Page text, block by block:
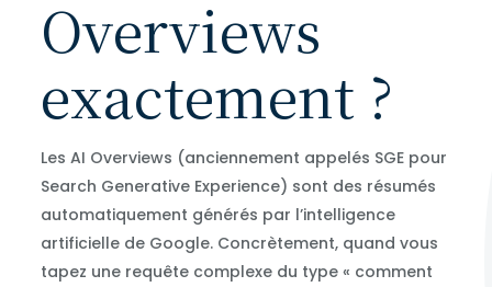
Overviews
exactement ?
Les AI Overviews (anciennement appelés SGE pour
Search Generative Experience) sont des résumés
automatiquement générés par l’intelligence
artificielle de Google. Concrètement, quand vous
tapez une requête complexe du type « comment